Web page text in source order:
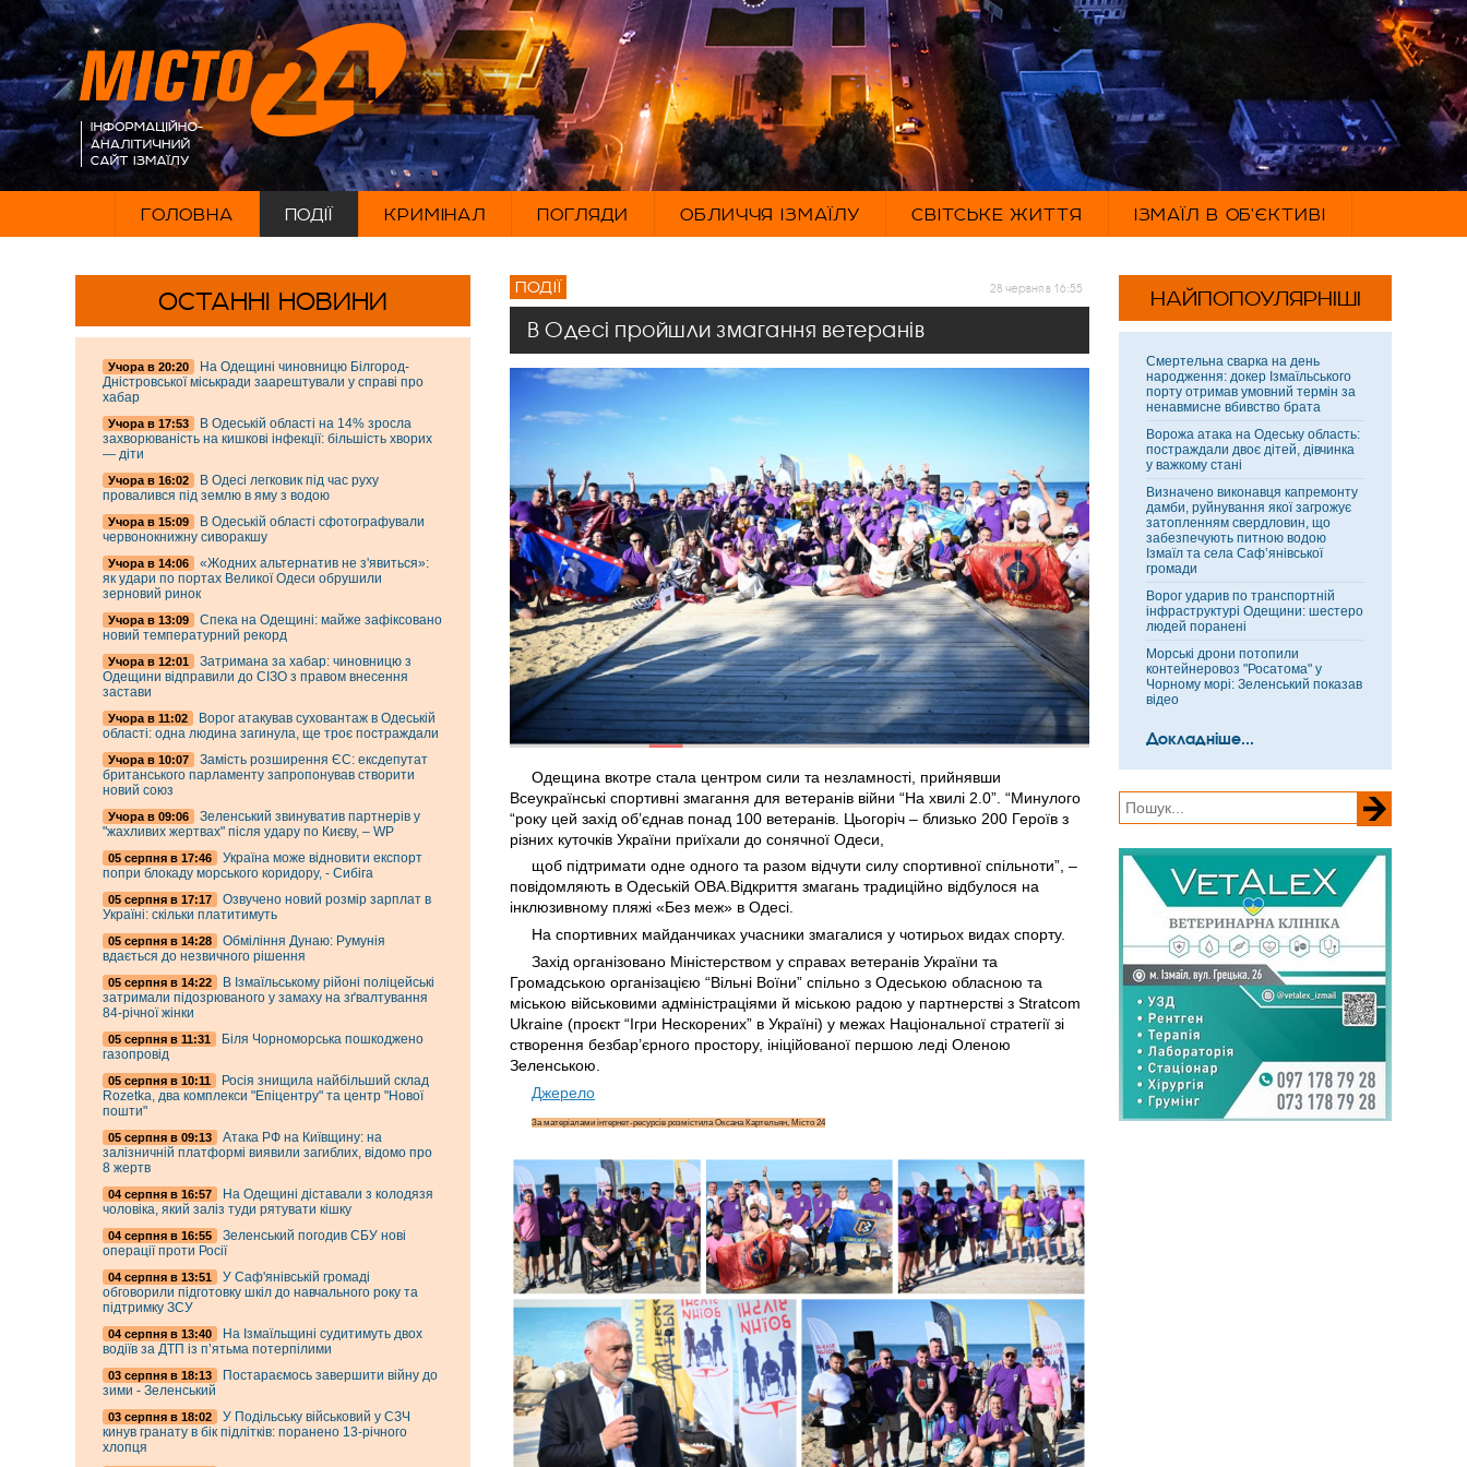
ГОЛОВНА ПОДІЇ КРИМІНАЛ ПОГЛЯДИ ОБЛИЧЧЯ ІЗМАЇЛУ СВІТСЬКЕ ЖИТТЯ ІЗМАЇЛ В ОБ'ЄКТИВІ
ОСТАННІ НОВИНИ
Учора в 20:20
На Одещині чиновницю Білгород-
Дністровської міськради заарештували у справі про
хабар
Учора в 17:53
В Одеській області на 14% зросла
захворюваність на кишкові інфекції: більшість хворих
— діти
Учора в 16:02
В Одесі легковик під час руху
провалився під землю в яму з водою
Учора в 15:09
В Одеській області сфотографували
червонокнижну сиворакшу
Учора в 14:06
«Жодних альтернатив не з'явиться»:
як удари по портах Великої Одеси обрушили
зерновий ринок
Учора в 13:09
Спека на Одещині: майже зафіксовано
новий температурний рекорд
Учора в 12:01
Затримана за хабар: чиновницю з
Одещини відправили до СІЗО з правом внесення
застави
Учора в 11:02
Ворог атакував суховантаж в Одеській
області: одна людина загинула, ще троє постраждали
Учора в 10:07
Замість розширення ЄС: ексдепутат
британського парламенту запропонував створити
новий союз
Учора в 09:06
Зеленський звинуватив партнерів у
"жахливих жертвах" після удару по Києву, – WP
05 серпня в 17:46
Україна може відновити експорт
попри блокаду морського коридору, - Сибіга
05 серпня в 17:17
Озвучено новий розмір зарплат в
Україні: скільки платитимуть
05 серпня в 14:28
Обміління Дунаю: Румунія
вдається до незвичного рішення
05 серпня в 14:22
В Ізмаїльському рійоні поліцейські
затримали підозрюваного у замаху на зґвалтування
84-річної жінки
05 серпня в 11:31
Біля Чорноморська пошкоджено
газопровід
05 серпня в 10:11
Росія знищила найбільший склад
Rozetka, два комплекси "Епіцентру" та центр "Нової
пошти"
05 серпня в 09:13
Атака РФ на Київщину: на
залізничній платформі виявили загиблих, відомо про
8 жертв
04 серпня в 16:57
На Одещині діставали з колодязя
чоловіка, який заліз туди рятувати кішку
04 серпня в 16:55
Зеленський погодив СБУ нові
операції проти Росії
04 серпня в 13:51
У Саф'янівській громаді
обговорили підготовку шкіл до навчального року та
підтримку ЗСУ
04 серпня в 13:40
На Ізмаїльщині судитимуть двох
водіїв за ДТП із п’ятьма потерпілими
03 серпня в 18:13
Постараємось завершити війну до
зими - Зеленський
03 серпня в 18:02
У Подільську військовий у СЗЧ
кинув гранату в бік підлітків: поранено 13-річного
хлопця
ПОДІЇ 28 червня в 16:55
В Одесі пройшли змагання ветеранів
Одещина вкотре стала центром сили та незламності, прийнявши
Всеукраїнські спортивні змагання для ветеранів війни “На хвилі 2.0”. “Минулого
“року цей захід об’єднав понад 100 ветеранів. Цьогоріч – близько 200 Героїв з
різних куточків України приїхали до сонячної Одеси,
щоб підтримати одне одного та разом відчути силу спортивної спільноти”, –
повідомляють в Одеській ОВА. Відкриття змагань традиційно відбулося на
інклюзивному пляжі «Без меж» в Одесі.
На спортивних майданчиках учасники змагалися у чотирьох видах спорту.
Захід організовано Міністерством у справах ветеранів України та
Громадською організацією “Вільні Воїни” спільно з Одеською обласною та
міською військовими адміністраціями й міською радою у партнерстві з Stratcom
Ukraine (проєкт “Ігри Нескорених” в Україні) у межах Національної стратегії зі
створення безбар’єрного простору, ініційованої першою леді Оленою
Зеленською.
Джерело
За матеріалами інтернет-ресурсів розмістила Оксана Картельян, Місто 24
НАЙПОПОУЛЯРНІШІ
Смертельна сварка на день
народження: докер Ізмаїльського
порту отримав умовний термін за
ненавмисне вбивство брата
Ворожа атака на Одеську область:
постраждали двоє дітей, дівчинка
у важкому стані
Визначено виконавця капремонту
дамби, руйнування якої загрожує
затопленням свердловин, що
забезпечують питною водою
Ізмаїл та села Саф’янівської
громади
Ворог ударив по транспортній
інфраструктурі Одещини: шестеро
людей поранені
Морські дрони потопили
контейнеровоз "Росатома" у
Чорному морі: Зеленський показав
відео
Докладніше...